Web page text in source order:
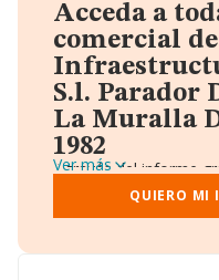
Acceda a
comercial
S.l. Parador
La Muralla
1982
A través del informe
desde Einforma,
Datos
Teléfono, Domicilio.
Gráficos de
Ver más
QUIERO MI